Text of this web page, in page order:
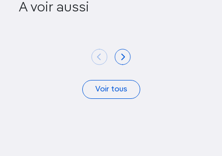
A voir aussi
Hasan
Voir tous